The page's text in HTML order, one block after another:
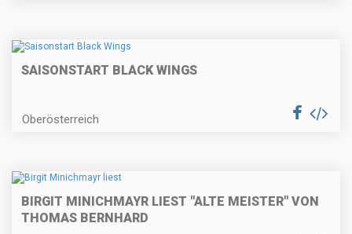
SAISONSTART BLACK WINGS
Oberösterreich
BIRGIT MINICHMAYR LIEST "ALTE MEISTER" VON
THOMAS BERNHARD